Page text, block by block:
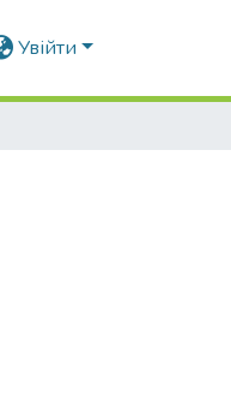
Увійти